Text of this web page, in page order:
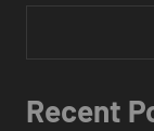
Recent